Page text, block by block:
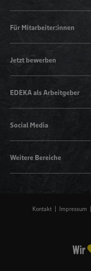
Für Mitarbeiter:innen
Jetzt bewerben
EDEKA als Arbeitgeber
Social Media
Weitere Bereiche
Kontakt Impressum